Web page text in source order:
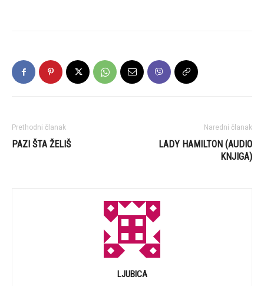
Prethodni članak
PAZI ŠTA ŽELIŠ
Naredni članak
LADY HAMILTON (AUDIO
KNJIGA)
LJUBICA